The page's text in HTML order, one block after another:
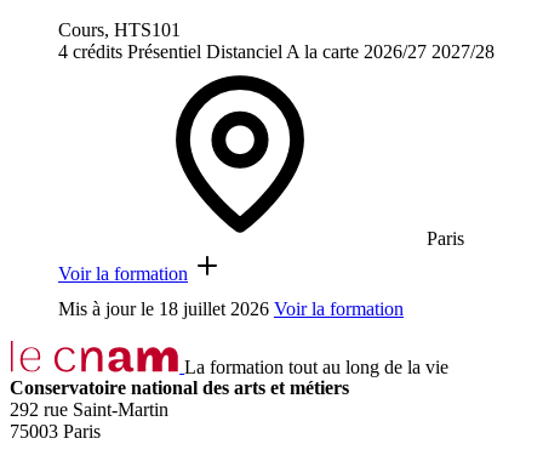
Cours, HTS101
4 crédits Présentiel Distanciel A la carte 2026/27 2027/28
Paris
Voir la formation
Mis à jour le 18 juillet 2026 Voir la formation
La formation tout au long de la vie
Conservatoire national des arts et métiers
292 rue Saint-Martin
75003 Paris